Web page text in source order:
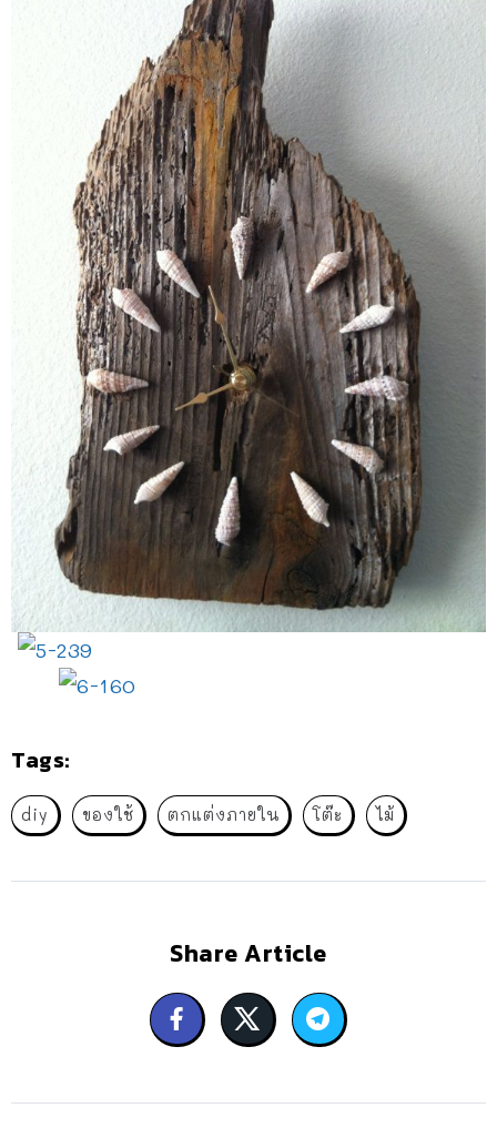
Tags:
diy ของใช้ ตกแต่งภายใน โต๊ะ ไม้
Share Article